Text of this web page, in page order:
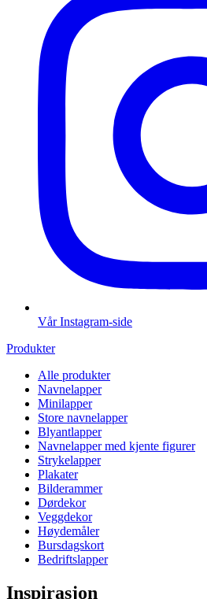
Vår Instagram-side
Produkter
Alle produkter
Navnelapper
Minilapper
Store navnelapper
Blyantlapper
Navnelapper med kjente figurer
Strykelapper
Plakater
Bilderammer
Dørdekor
Veggdekor
Høydemåler
Bursdagskort
Bedriftslapper
Inspirasjon